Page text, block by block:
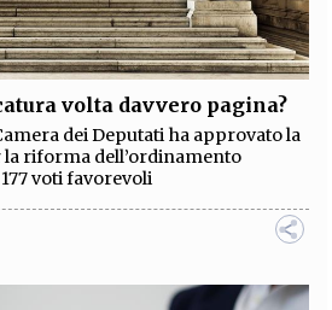
EXTRA
PROCEEDINGS PUBBLICITÀ CONTATTI
MEDIA
volta davvero pagina?
dei Deputati ha approvato la
la riforma dell’ordinamento
voti favorevoli